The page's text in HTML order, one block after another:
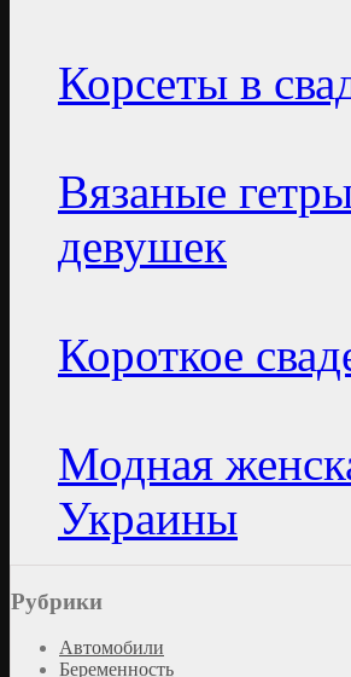
Корсеты в
Вязаные
девушек
Короткое
Модная
Украины
Рубрики
Автомобили
Беременность